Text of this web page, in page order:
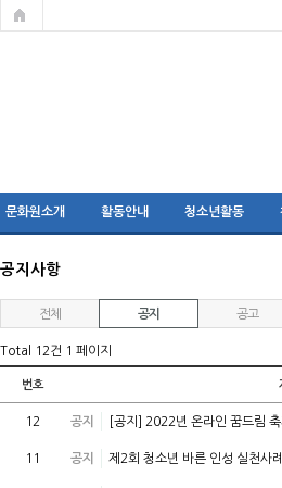
문화원소개 활동안내 청소년활동
공지사항
전체 공지 공고
Total 12건 1 페이지
번호
12 공지 [공지] 2022년 온라인 꿈드림 축
11 공지 제2회 청소년 바른 인성 실천사